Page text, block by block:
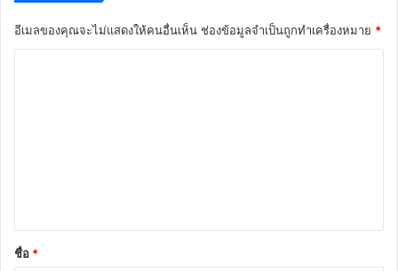
อีเมลของคุณจะไม่แสดงให้คนอื่นเห็น ช่องข้อมูลจำเป็นถูกทำเครื่องหมาย *
*
ชื่อ *